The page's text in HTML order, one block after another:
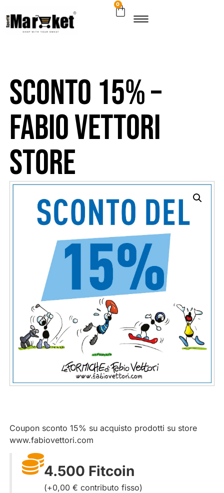
0
Sconto 15% –
Fabio Vettori
Store
Coupon sconto 15% su acquisto prodotti su store
www.fabiovettori.com
4.500 Fitcoin
0,00 € contributo fisso